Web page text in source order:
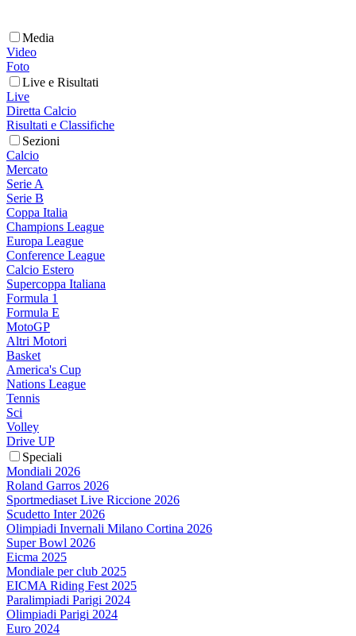
Media
Video
Foto
Live e Risultati
Live
Diretta Calcio
Risultati e Classifiche
Sezioni
Calcio
Mercato
Serie A
Serie B
Coppa Italia
Champions League
Europa League
Conference League
Calcio Estero
Supercoppa Italiana
Formula 1
Formula E
MotoGP
Altri Motori
Basket
America's Cup
Nations League
Tennis
Sci
Volley
Drive UP
Speciali
Mondiali 2026
Roland Garros 2026
Sportmediaset Live Riccione 2026
Scudetto Inter 2026
Olimpiadi Invernali Milano Cortina 2026
Super Bowl 2026
Eicma 2025
Mondiale per club 2025
EICMA Riding Fest 2025
Paralimpiadi Parigi 2024
Olimpiadi Parigi 2024
Euro 2024